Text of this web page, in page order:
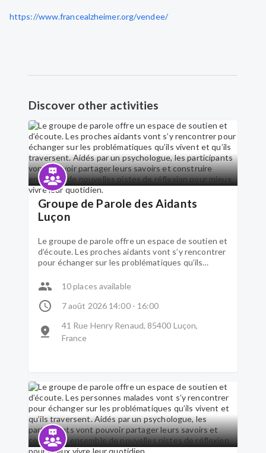
https://www.francealzheimer.org/vendee/
Discover other activities
Groupe de Parole des Aidants
Luçon
Le groupe de parole offre un espace de soutien et
d’écoute. Les proches aidants vont s’y rencontrer
pour échanger sur les problématiques qu’ils
psychologue, les participants vont pouvoir
nouvelles pistes de réflexion pour mieux vivre leur
10 places available
7 août 2026 14:00 - 16:00
41 Rue Henry Renaud, 85400 Luçon,
France